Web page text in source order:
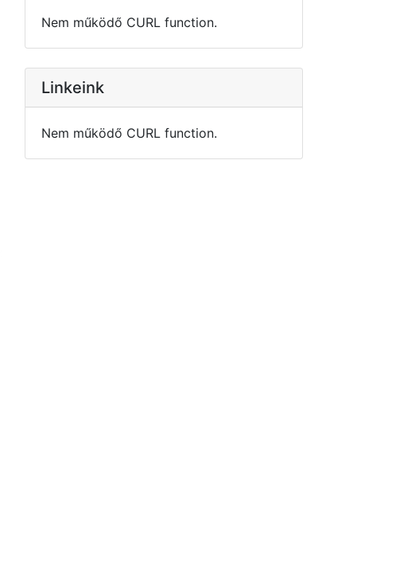
Nem működő CURL function.
Linkeink
Nem működő CURL function.